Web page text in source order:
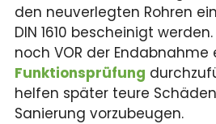
den neuverlegten Rohren
DIN 1610 bescheinigt
noch VOR der Endabnahme
Funktionsprüfung
helfen später teure
Sanierung vorzubeugen.